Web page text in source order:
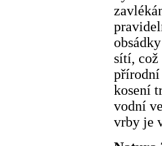
sítí,
přírodní
kosení
vodní
vrby je